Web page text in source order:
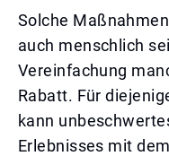
Solche
auch menschlich
Vereinfachung
Rabatt. Für
kann
Erlebnisses mit